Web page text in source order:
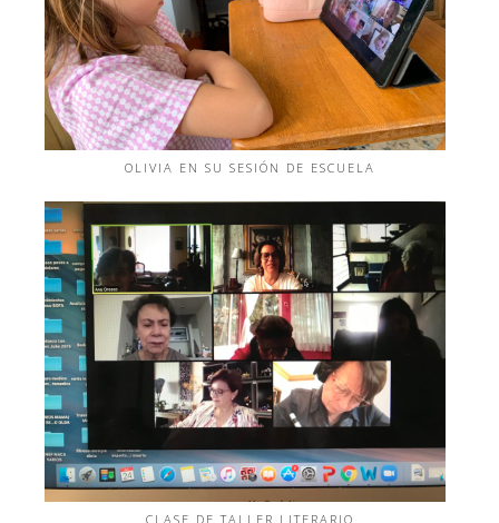
OLIVIA EN SU SESIÓN DE ESCUELA
CLASE DE TALLER LITERARIO